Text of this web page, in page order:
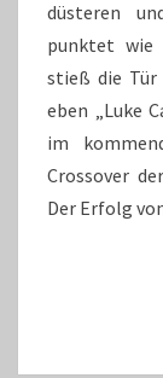
düsteren
punktet wie
stieß die Tür
eben „Luke
im
Crossover
Der Erfolg